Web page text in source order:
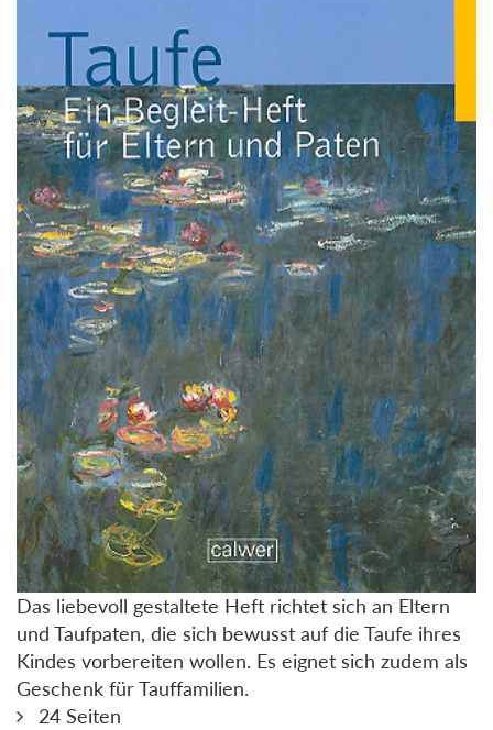
Das liebevoll gestaltete Heft richtet sich an Eltern
und Taufpaten, die sich bewusst auf die Taufe ihres
Kindes vorbereiten wollen. Es eignet sich zudem als
Geschenk für Tauffamilien.
24 Seiten